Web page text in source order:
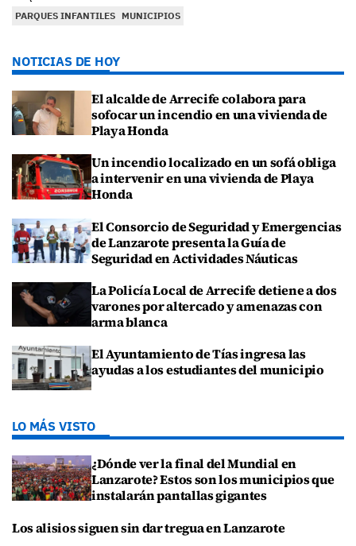
PARQUES INFANTILES MUNICIPIOS
NOTICIAS DE HOY
El alcalde de Arrecife colabora para
sofocar un incendio en una vivienda de
Playa Honda
Un incendio localizado en un sofá obliga
a intervenir en una vivienda de Playa
Honda
El Consorcio de Seguridad y Emergencias
de Lanzarote presenta la Guía de
Seguridad en Actividades Náuticas
La Policía Local de Arrecife detiene a dos
varones por altercado y amenazas con
arma blanca
El Ayuntamiento de Tías ingresa las
ayudas a los estudiantes del municipio
LO MÁS VISTO
¿Dónde ver la final del Mundial en
Lanzarote? Estos son los municipios que
instalarán pantallas gigantes
Los alisios siguen sin dar tregua en Lanzarote